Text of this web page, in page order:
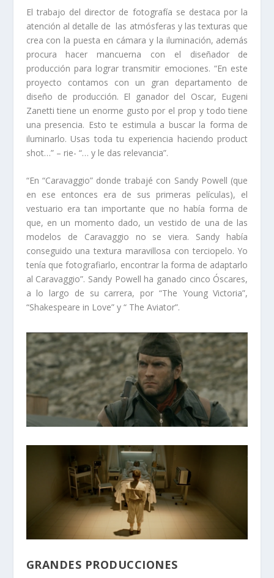
El trabajo del director de fotografía se destaca por la
atención al detalle de las atmósferas y las texturas que
crea con la puesta en cámara y la iluminación, además
procura hacer mancuerna con el diseñador de
producción para lograr transmitir emociones. “En este
proyecto contamos con un gran departamento de
diseño de producción. El ganador del Oscar, Eugeni
Zanetti tiene un enorme gusto por el prop y todo tiene
una presencia. Esto te estimula a buscar la forma de
iluminarlo. Usas toda tu experiencia haciendo product
shot…” – rie- “… y le das relevancia”.
“En “Caravaggio” donde trabajé con Sandy Powell (que
en ese entonces era de sus primeras películas), el
vestuario era tan importante que no había forma de
que, en un momento dado, un vestido de una de las
modelos de Caravaggio no se viera. Sandy había
conseguido una textura maravillosa con terciopelo. Yo
tenía que fotografiarlo, encontrar la forma de adaptarlo
al Caravaggio”. Sandy Powell ha ganado cinco Óscares,
a lo largo de su carrera, por “The Young Victoria”,
“Shakespeare in Love” y “ The Aviator”.
GRANDES PRODUCCIONES